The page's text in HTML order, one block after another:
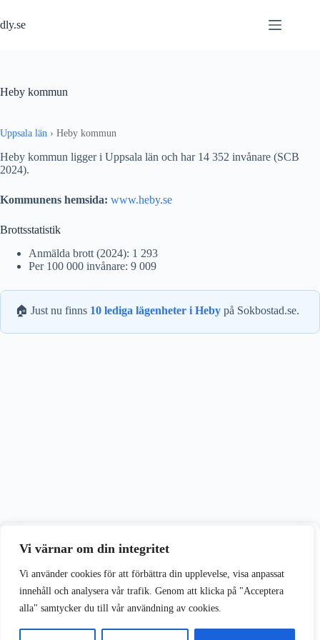
Vi värnar om din integritet
Vi använder cookies för att förbättra din upplevelse, visa anpassat
innehåll och analysera vår trafik. Genom att klicka på "Acceptera
alla" samtycker du till vår användning av cookies.
Vi använder cookies för att förbättra din upplevelse på vår webbplats.
Acceptera alla
till
innehåll
dly.se
Heby kommun
Uppsala län › Heby kommun
Heby kommun ligger i Uppsala län och har 14 352 invånare (SCB
2024).
Kommunens hemsida: www.heby.se
Brottsstatistik
Anmälda brott (2024): 1 293
Per 100 000 invånare: 9 009
🏠 Just nu finns 10 lediga lägenheter i Heby på Sokbostad.se.